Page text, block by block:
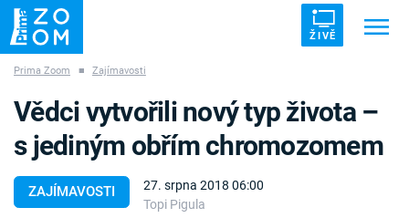
ŽIVĚ
ZÁHADY VETŘELCI DÁVNOVĚKU
Prima Zoom ■ Zajímavosti
ZAJÍMAVOSTI
27. srpna 2018 06:00
Topi Pigula
Vědci vytvořili nový typ života –
s jediným obřím chromozomem